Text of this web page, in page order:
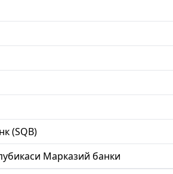
(SQB)
Марказий банки